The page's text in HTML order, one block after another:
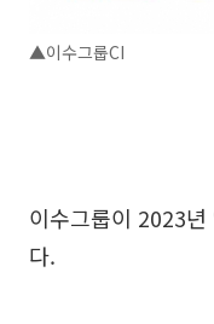
▲이수그룹CI
이수그룹이 2023
다.